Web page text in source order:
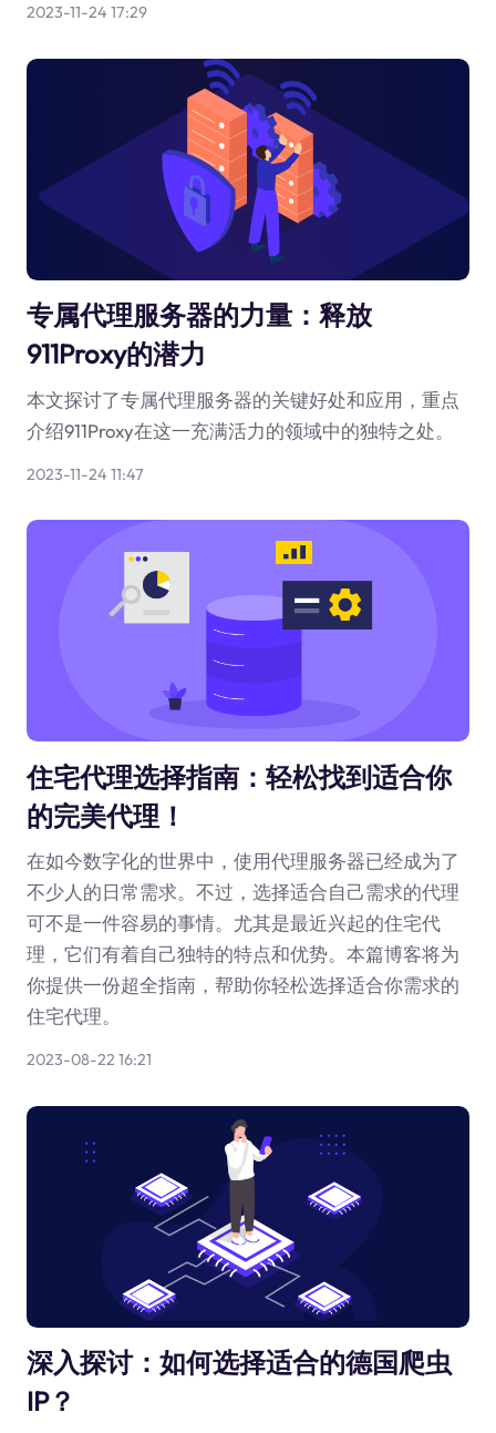
2023-11-24 17:29
专属代理服务器的力量：释放
911Proxy的潜力
本文探讨了专属代理服务器的关键好处和应用，重点
介绍911Proxy在这一充满活力的领域中的独特之处。
2023-11-24 11:47
住宅代理选择指南：轻松找到适合你
的完美代理！
在如今数字化的世界中，使用代理服务器已经成为了
不少人的日常需求。不过，选择适合自己需求的代理
可不是一件容易的事情。尤其是最近兴起的住宅代
理，它们有着自己独特的特点和优势。本篇博客将为
你提供一份超全指南，帮助你轻松选择适合你需求的
住宅代理。
2023-08-22 16:21
深入探讨：如何选择适合的德国爬虫
IP？